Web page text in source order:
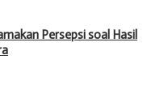
Persepsi soal Hasil